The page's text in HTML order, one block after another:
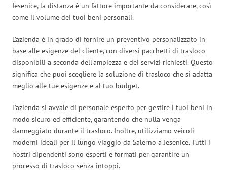
Jesenice, la distanza è un fattore importante da considerare, così
come il volume dei tuoi beni personali.
L’azienda è in grado di fornire un preventivo personalizzato in
base alle esigenze del cliente, con diversi pacchetti di trasloco
disponibili a seconda dell’ampiezza e dei servizi richiesti. Questo
significa che puoi scegliere la soluzione di trasloco che si adatta
meglio alle tue esigenze e al tuo budget.
L’azienda si avvale di personale esperto per gestire i tuoi beni in
modo sicuro ed efficiente, garantendo che nulla venga
danneggiato durante il trasloco. Inoltre, utilizziamo veicoli
moderni ideali per il lungo viaggio da Salerno a Jesenice. Tutti i
nostri dipendenti sono esperti e formati per garantire un
processo di trasloco senza intoppi.